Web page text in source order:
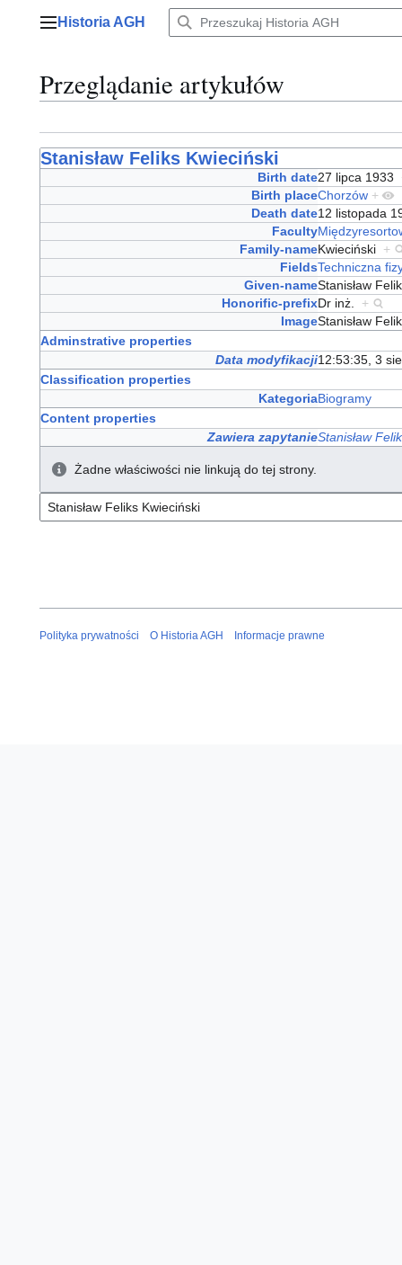
Menu główne
Historia AGH
Przeglądanie artykułów
Stanisław Feliks Kwieciński
Birth date27 lipca 1933
Birth placeChorzów +
Death date12 listopada
Faculty
Family-nameKwieciński +
FieldsTechniczna
Given-nameStanisław
Honorific-prefixDr inż. +
ImageStanisław
Adminstrative properties
Data modyfikacji12:53:35, 3
Classification properties
KategoriaBiogramy
Content properties
Zawiera zapytanieStanisław
Żadne właściwości nie linkują do tej strony.
Polityka prywatności O Historia AGH Informacje prawne